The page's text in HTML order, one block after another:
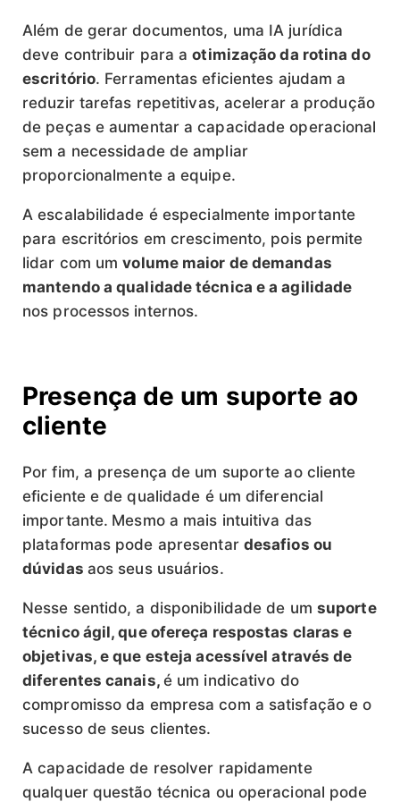
Além de gerar documentos, uma IA jurídica
deve contribuir para aotimização da rotina do
escritório. Ferramentas eficientes ajudam a
reduzir tarefas repetitivas, acelerar a produção
de peças e aumentar a capacidade operacional
sem a necessidade de ampliar
proporcionalmente a equipe.
A escalabilidade é especialmente importante
para escritórios em crescimento, pois permite
lidar com umvolume maior de demandas
mantendo a qualidade técnica e a agilidade
nos processos internos.
Presença de um suporte ao
cliente
Por fim, a presença de um suporte ao cliente
eficiente e de qualidade é um diferencial
importante. Mesmo a mais intuitiva das
plataformas pode apresentar desafios ou
dúvidas aos seus usuários.
Nesse sentido, a disponibilidade de um suporte
técnico ágil, que ofereça respostas claras e
objetivas, e que esteja acessível através de
diferentes canais, é um indicativo do
compromisso da empresa com a satisfação e o
sucesso de seus clientes.
A capacidade de resolver rapidamente
qualquer questão técnica ou operacional pode